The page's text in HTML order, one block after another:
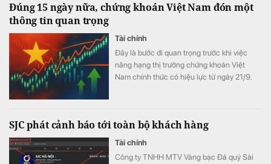
Đúng 15 ngày nữa, chứng khoán Việt Nam đón một
thông tin quan trọng
Tài chính
Đây là bước đi quan trọng trước khi việc
nâng hạng thị trường chứng khoán Việt
Nam chính thức có hiệu lực từ ngày 21/9.
SJC phát cảnh báo tới toàn bộ khách hàng
Tài chính
Công ty TNHH MTV Vàng bạc Đá quý Sài